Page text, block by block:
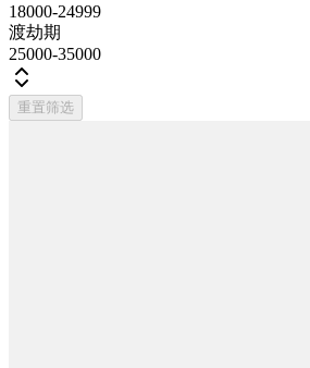
18000-24999
渡劫期
25000-35000
重置筛选